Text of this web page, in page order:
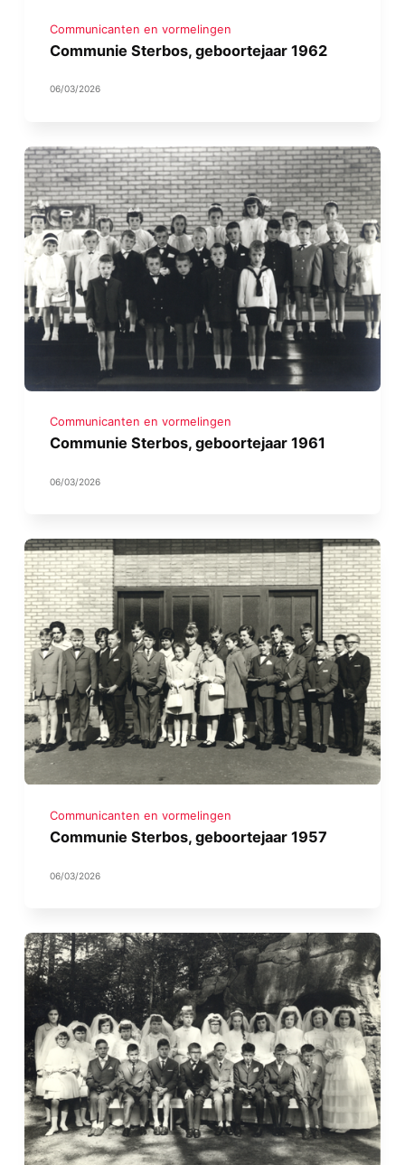
Communicanten en vormelingen
Communie Sterbos, geboortejaar 1962
06/03/2026
Communicanten en vormelingen
Communie Sterbos, geboortejaar 1961
06/03/2026
Communicanten en vormelingen
Communie Sterbos, geboortejaar 1957
06/03/2026